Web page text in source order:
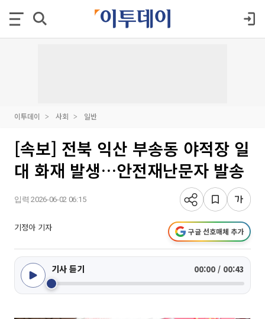
이투데이 사회 일반
[속보] 전북 익산 부송동 야적장 일
대 화재 발생…안전재난문자 발송
입력 2026-06-02 06:15
기정아 기자 구글 선호매체 추가
기사 듣기 00:00 / 00:43